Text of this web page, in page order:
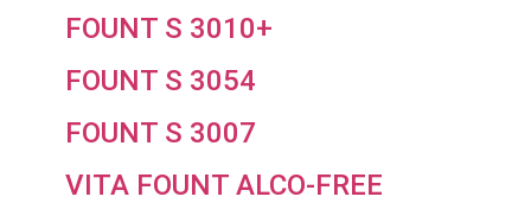
FOUNT S 3010+
FOUNT S 3054
FOUNT S 3007
VITA FOUNT ALCO-FREE